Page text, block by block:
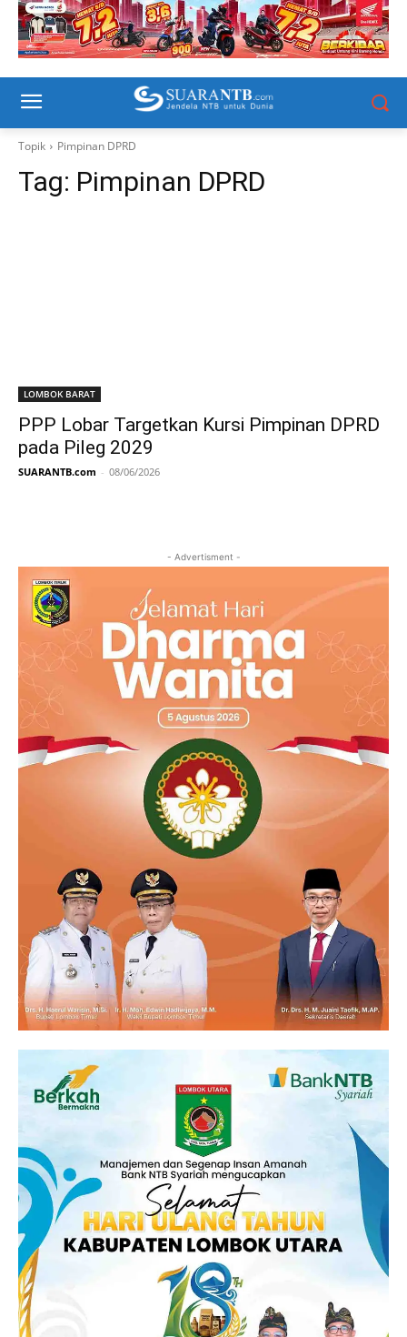
Topik Pimpinan DPRD
Tag: Pimpinan DPRD
LOMBOK BARAT
PPP Lobar Targetkan Kursi Pimpinan DPRD
pada Pileg 2029
SUARANTB.com - 08/06/2026
- Advertisment -